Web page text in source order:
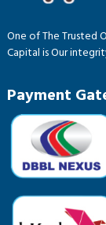
One of The Trusted
Capital is Our
Payment